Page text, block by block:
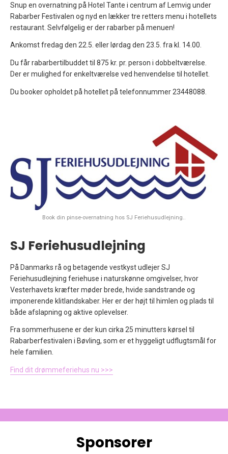
Snup en overnatning på Hotel Tante i centrum af Lemvig under
Rabarber Festivalen og nyd en lækker tre retters menu i hotellets
restaurant. Selvfølgelig er der rabarber på menuen!
Ankomst fredag den 22.5. eller lørdag den 23.5. fra kl. 14.00.
Du får rabarbertilbuddet til 875 kr. pr. person i dobbeltværelse.
Der er mulighed for enkeltværelse ved henvendelse til hotellet.
Du booker opholdet på hotellet på telefonnummer 23448088.
Book din pinse-overnatning hos SJ Feriehusudlejning..
SJ Feriehusudlejning
På Danmarks rå og betagende vestkyst udlejer SJ
Feriehusudlejning feriehuse i naturskønne omgivelser, hvor
Vesterhavets kræfter møder brede, hvide sandstrande og
imponerende klitlandskaber. Her er der højt til himlen og plads til
både afslapning og aktive oplevelser.
Fra sommerhusene er der kun cirka 25 minutters kørsel til
Rabarberfestivalen i Bøvling, som er et hyggeligt udflugtsmål for
hele familien.
Find dit drømmeferiehus nu >>>
Sponsorer